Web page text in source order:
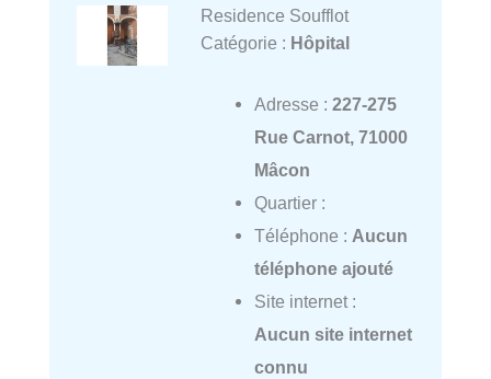
Residence Soufflot
Catégorie : Hôpital
Adresse : 227-275
Rue Carnot, 71000
Mâcon
Quartier :
Téléphone : Aucun
téléphone ajouté
Site internet :
Aucun site internet
connu